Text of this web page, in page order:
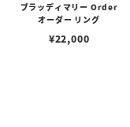
ブラッディマリー Order
オーダー リング
¥22,000